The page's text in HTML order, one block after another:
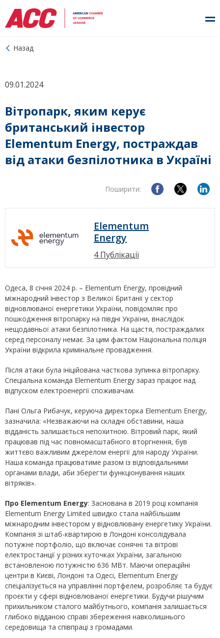
Назад
09.01.2024
Вітропарк, яким керує
британський інвестор
Elementum Energy, постраждав
від атаки безпілотника в Україні
Поширити:
Elementum
Energy
4 Публікації
Одеса, 8 січня 2024 р. – Elementum Energy, провідний
міжнародний інвестор з Великої Британії у сектор
відновлюваної енергетики України, повідомляє про
пошкодження вітропарку на півдні України, внаслідок
нещодавньої атаки безпілотника. На щастя, постраждалих
серед персоналу немає. За цим фактом Національна поліція
України відкрила кримінальне провадження.
Після атаки була ініційована часткова зупинка вітропарку.
Спеціальна команда Elementum Energy зараз працює над
відпуском електроенергії споживачам.
Пані Ольга Рибачук, керуюча директорка Elementum Energy,
зазначила: «Незважаючи на складні обставини, наша
відданість залишається непохитною. Вітровий парк, який
працював під час повномасштабного вторгнення, був
життєво важливим джерелом енергії для народу України.
Наша команда працюватиме разом із відповідальними
органами влади, аби зберегти функціонування наших
вітряків».
Про Elementum Energy: Заснована в 2019 році компанія
Elementum Energy Limited швидко стала найбільшим
міжнародним інвестором у відновлювану енергетику України.
Компанія зі штаб-квартирою в Лондоні консолідувала
потужне портфоліо, що включає сонячні та вітрові
електростанції у різних куточках України, загальною
встановленою потужністю 636 МВт. Маючи операційні
центри в Києві, Лондоні та Одесі, Elementum Energy
спеціалізується на управлінні портфелем, розробляє та будує
проєкти у сфері відновлюваної енергетики. Будучи рішучим
прихильником сталого майбутнього, компанія залишається
глибоко відданою справі збереження навколишнього
середовища та співпраці з громадами.